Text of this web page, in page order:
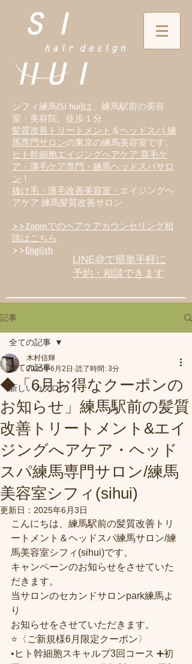
シフィ練馬(Si hui)は、 練馬駅前の美容
室・美容院、徒歩１分
髪質改善トリートメント ＆ヘッドスパ 練
馬専門サロンの東京の練馬美容室です。
ヒト幹細胞エイジングヘアケア 育毛ケ
ア・薄毛ケア専門・練馬ヘッドスパサロ
ン ！
抜け毛・薄毛改善美容室・ エイジングヘ
アケア 練馬髪質改善サロン
>>Zoomでのヘアケアカウンセリング相
談はこちら
>>English
LINE@で簡単手軽に
予約・相談できます
記事
全ての記事
新しいカタログ
全ての記事
◆「6月お得なクーポンの
お知らせ」練馬駅前の髪質
改善トリートメント&エイ
ジングへアケア・ヘッド
スパ練馬専門サロン/練馬
美容室シフィ(sihui)
木村信輝
2025年6月2日 読了時間: 3分
更新日： 2025年6月3日
こんにちは、練馬駅前の髪質改善トリ
ートメント＆ヘッドスパ練馬サロン/練
馬美容室シフィ(sihui)です。
キャンペーンのお知らせをさせていた
だきます。
当サロンのセカンドサロンpark練馬よ
り
お知らせをさせていただきます。
⭐️〈ご新規様6月限定クーポン〉
•ヒト幹細胞スキャルプ3回コース ➕初